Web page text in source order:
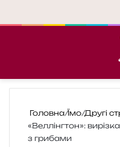
Головна/Їмо/Другі
«Веллінгтон»:
з грибами